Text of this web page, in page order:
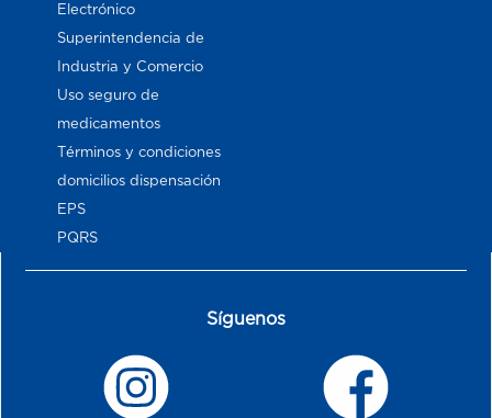
Electrónico
Superintendencia de
Industria y Comercio
Uso seguro de
medicamentos
Términos y condiciones
domicilios dispensación
EPS
PQRS
Síguenos